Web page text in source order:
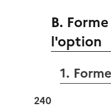
B.
l'option
1.
240